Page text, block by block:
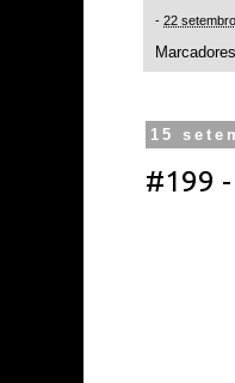
- 22 setembro
15
#199